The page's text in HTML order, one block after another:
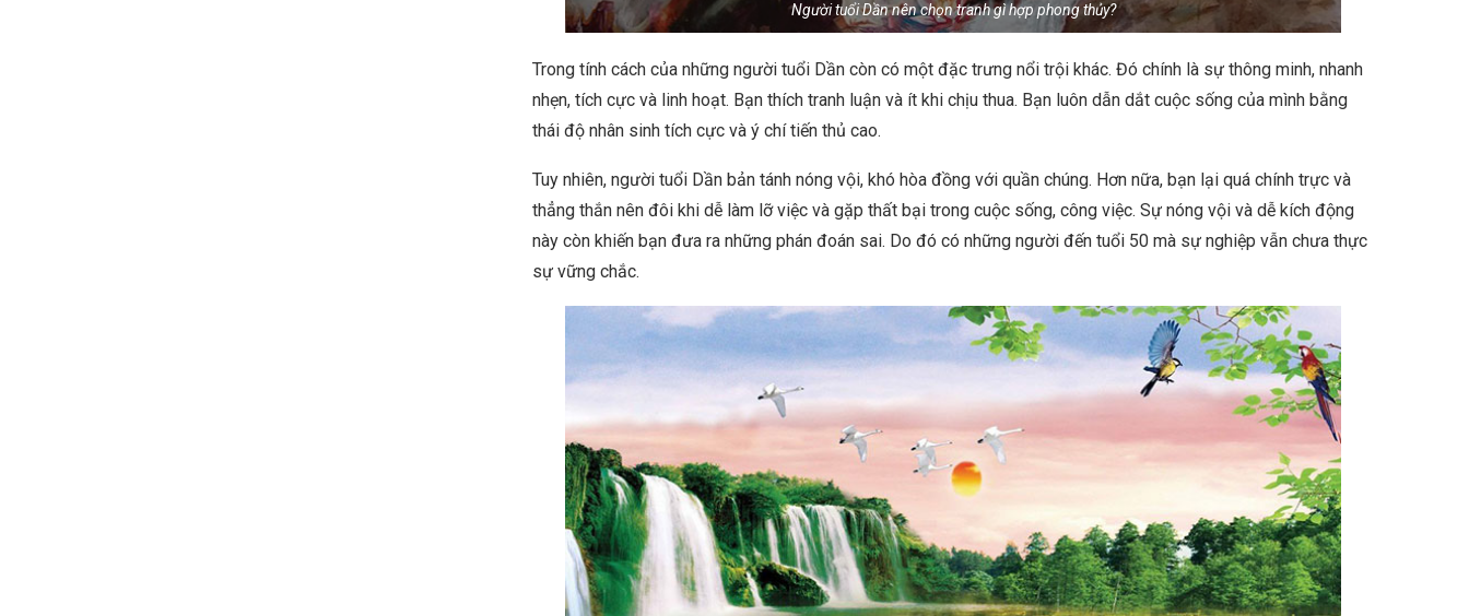
Người tuổi Dần nên chọn tranh gì hợp phong thủy?
Trong tính cách của những người tuổi Dần còn có một đặc trưng nổi trội khác. Đó chính là sự thông minh, nhanh
nhẹn, tích cực và linh hoạt. Bạn thích tranh luận và ít khi chịu thua. Bạn luôn dẫn dắt cuộc sống của mình bằng
thái độ nhân sinh tích cực và ý chí tiến thủ cao.
Tuy nhiên, người tuổi Dần bản tánh nóng vội, khó hòa đồng với quần chúng. Hơn nữa, bạn lại quá chính trực và
thẳng thắn nên đôi khi dễ làm lỡ việc và gặp thất bại trong cuộc sống, công việc. Sự nóng vội và dễ kích động
này còn khiến bạn đưa ra những phán đoán sai. Do đó có những người đến tuổi 50 mà sự nghiệp vẫn chưa thực
sự vững chắc.